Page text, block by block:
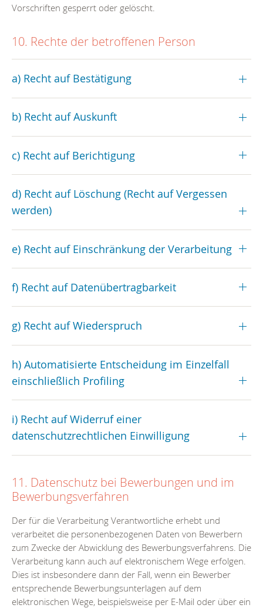
Vorschriften gesperrt oder gelöscht.
10. Rechte der betroffenen Person
a) Recht auf Bestätigung
b) Recht auf Auskunft
c) Recht auf Berichtigung
d) Recht auf Löschung (Recht auf Vergessen
werden)
e) Recht auf Einschränkung der Verarbeitung
f) Recht auf Datenübertragbarkeit
g) Recht auf Wiederspruch
h) Automatisierte Entscheidung im Einzelfall
einschließlich Profiling
i) Recht auf Widerruf einer
datenschutzrechtlichen Einwilligung
11. Datenschutz bei Bewerbungen und im
Bewerbungsverfahren
Der für die Verarbeitung Verantwortliche erhebt und
verarbeitet die personenbezogenen Daten von Bewerbern
zum Zwecke der Abwicklung des Bewerbungsverfahrens. Die
Verarbeitung kann auch auf elektronischem Wege erfolgen.
Dies ist insbesondere dann der Fall, wenn ein Bewerber
entsprechende Bewerbungsunterlagen auf dem
elektronischen Wege, beispielsweise per E-Mail oder über ein